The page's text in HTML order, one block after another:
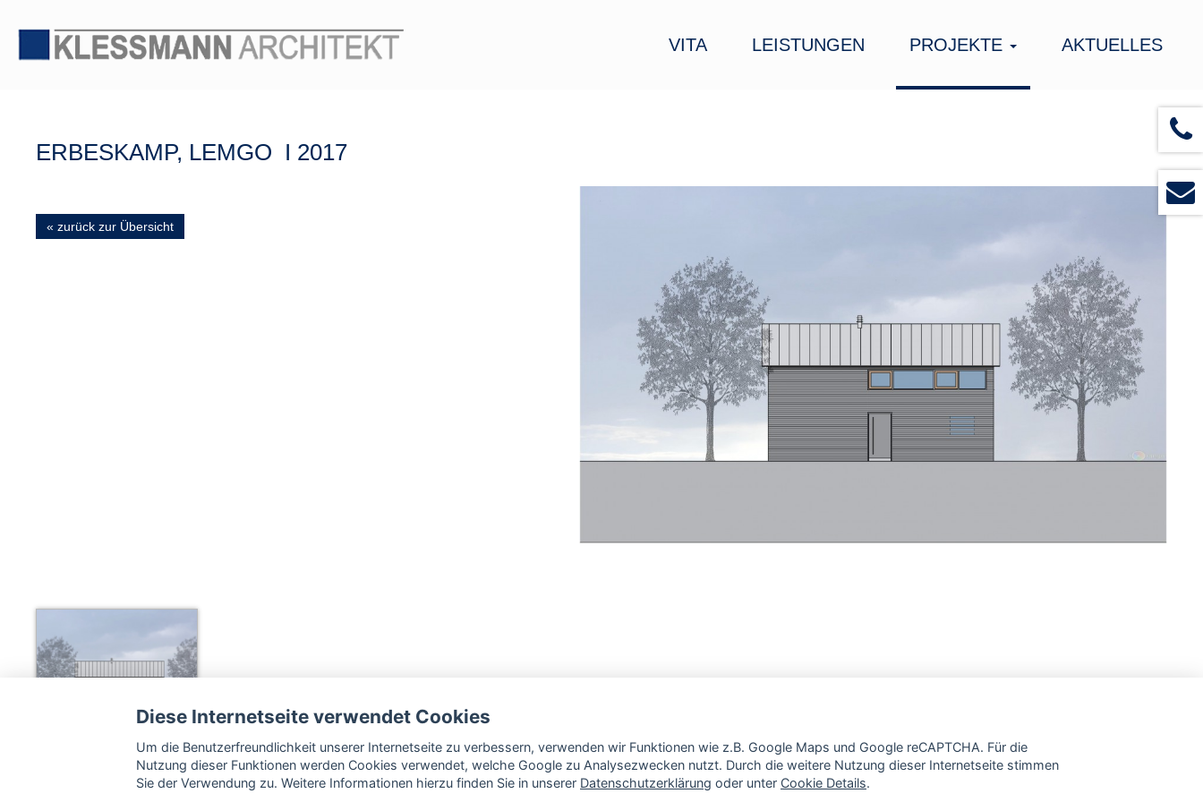
VITA LEISTUNGEN PROJEKTE AKTUELLES
ERBESKAMP, LEMGO I 2017
« zurück zur Übersicht
Diese Internetseite verwendet Cookies
Um die Benutzerfreundlichkeit unserer Internetseite zu verbessern, verwenden wir Funktionen wie z.B. Google Maps und Google reCAPTCHA. Für die
Nutzung dieser Funktionen werden Cookies verwendet, welche Google zu Analysezwecken nutzt. Durch die weitere Nutzung dieser Internetseite stimmen
Sie der Verwendung zu. Weitere Informationen hierzu finden Sie in unserer Datenschutzerklärung oder unter Cookie Details.